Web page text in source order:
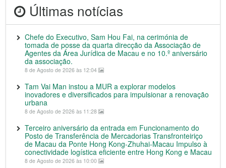
Últimas notícias
Chefe do Executivo, Sam Hou Fai, na cerimónia de
tomada de posse da quarta direcção da Associação de
Agentes da Área Jurídica de Macau e no 10.º aniversário
da associação.
8 de Agosto de 2026 às 12:04
Tam Vai Man instou a MUR a explorar modelos
inovadores e diversificados para impulsionar a renovação
urbana
8 de Agosto de 2026 às 11:28
Terceiro aniversário da entrada em Funcionamento do
Posto de Transferência de Mercadorias Transfronteiriço
de Macau da Ponte Hong Kong-Zhuhai-Macau Impulso à
conectividade logística eficiente entre Hong Kong e Macau
8 de Agosto de 2026 às 10:00